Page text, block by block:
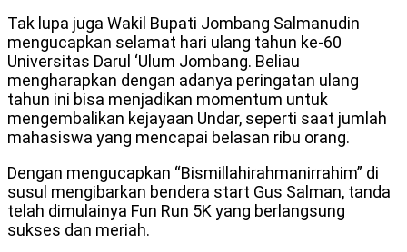
Tak lupa juga Wakil Bupati Jombang Salmanudin
mengucapkan selamat hari ulang tahun ke-60
Universitas Darul ‘Ulum Jombang. Beliau
mengharapkan dengan adanya peringatan ulang
tahun ini bisa menjadikan momentum untuk
mengembalikan kejayaan Undar, seperti saat jumlah
mahasiswa yang mencapai belasan ribu orang.
Dengan mengucapkan “Bismillahirahmanirrahim” di
susul mengibarkan bendera start Gus Salman, tanda
telah dimulainya Fun Run 5K yang berlangsung
sukses dan meriah.